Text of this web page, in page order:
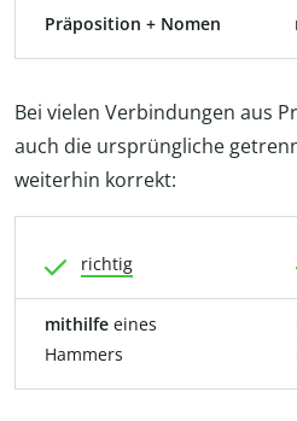
Präposition + Nomen
Bei vielen Verbindungen aus
auch die ursprüngliche
weiterhin korrekt:
richtig
mithilfe eines
Hammers